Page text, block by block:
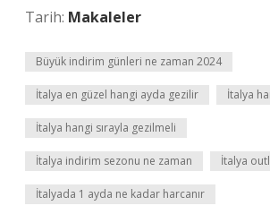
Tarih: Makaleler
Büyük indirim günleri ne zaman 2024
İtalya en güzel hangi ayda gezilir İtalya
İtalya hangi sırayla gezilmeli
İtalya indirim sezonu ne zaman İtalya
İtalyada 1 ayda ne kadar harcanır